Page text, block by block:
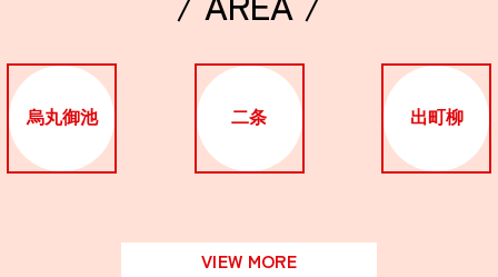
烏丸御池 二条 出町柳
VIEW MORE